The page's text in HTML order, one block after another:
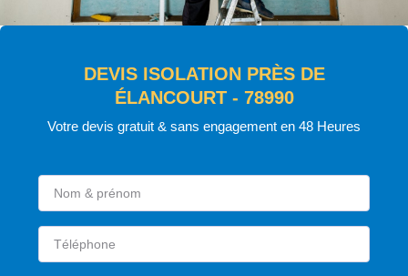
DEVIS ISOLATION PRÈS DE
ÉLANCOURT - 78990
Votre devis gratuit & sans engagement en 48 Heures